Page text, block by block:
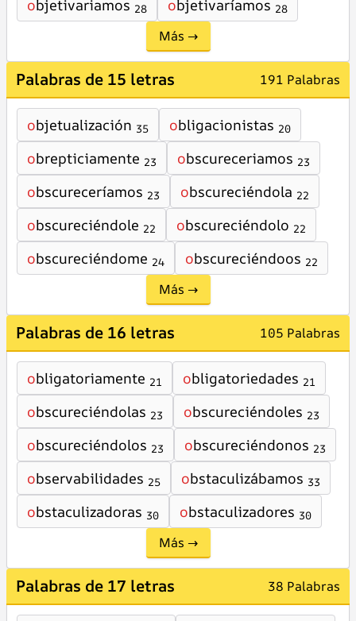
objetivariamos 28 objetivaríamos 28
Más →
Palabras de 15 letras 191 Palabras
objetualización 35 obligacionistas 20
obrepticiamente 23 obscureceriamos 23
obscureceríamos 23 obscureciéndola 22
obscureciéndole 22 obscureciéndolo 22
obscureciéndome 24 obscureciéndoos 22
Más →
Palabras de 16 letras 105 Palabras
obligatoriamente 21 obligatoriedades 21
obscureciéndolas 23 obscureciéndoles 23
obscureciéndolos 23 obscureciéndonos 23
observabilidades 25 obstaculizábamos 33
obstaculizadoras 30 obstaculizadores 30
Más →
Palabras de 17 letras 38 Palabras